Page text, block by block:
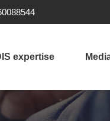
expertise